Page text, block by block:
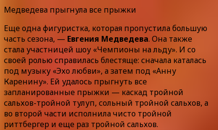
Медведева прыгнула все прыжки
Еще одна фигуристка, которая пропустила большую
часть сезона, — Евгения Медведева. Она также
стала участницей шоу «Чемпионы на льду». И со
своей ролью справилась блестяще: сначала каталась
под музыку «Эхо любви», а затем под «Анну
Каренину». Ей удалось прыгнуть все
запланированные прыжки — каскад тройной
сальхов-тройной тулуп, сольный тройной сальхов, а
во второй части исполнила чисто тройной
риттбергер и еще раз тройной сальхов.